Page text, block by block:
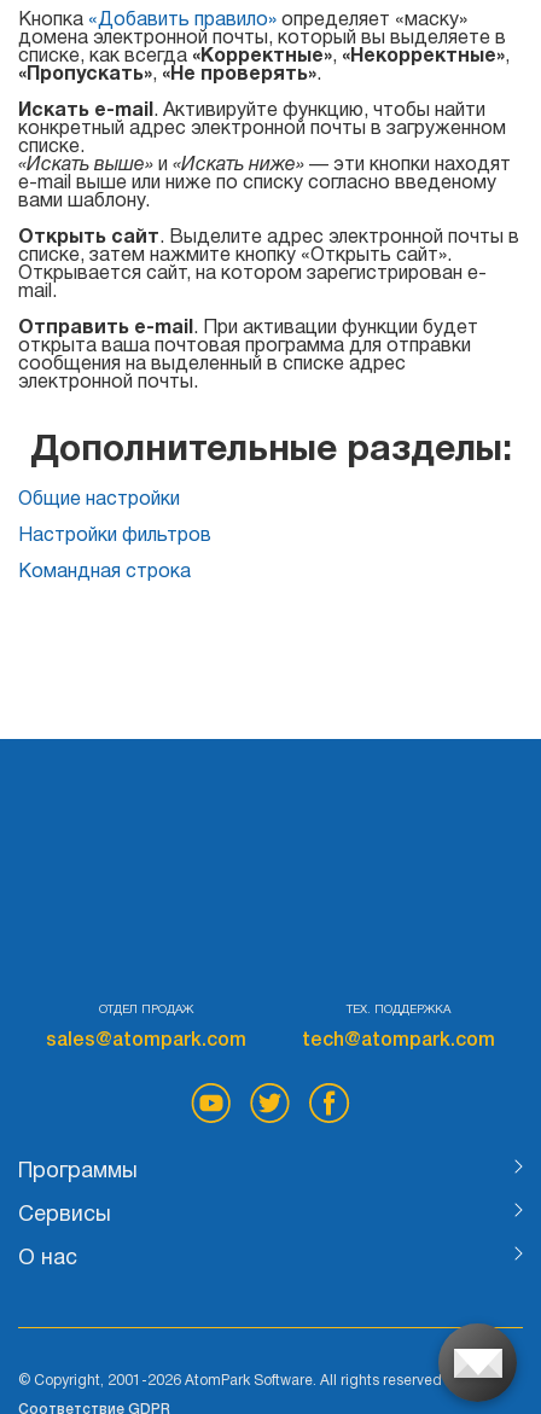
email
адресов
Atomic Lead Extractor
Atomic Email Hunter
Atomic Email Logger
Atomic Whois Explorer
Для
рассылки
Atomic List Manager
Кнопка «Добавить правило» определяет «маску»
домена электронной почты, который вы выделяете в
списке, как всегда «Корректные», «Некорректные»,
«Пропускать», «Не проверять».
Искать e-mail . Активируйте функцию, чтобы найти
конкретный адрес электронной почты в загруженном
списке.
«Искать выше» и «Искать ниже» — эти кнопки находят
e-mail выше или ниже по списку cогласно введеному
вами шаблону.
Открыть сайт. Выделите адрес электронной почты в
списке, затем нажмите кнопку «Открыть сайт».
Открывается сайт, на котором зарегистрирован e-
mail.
Отправить e-mail . При активации функции будет
открыта ваша почтовая программа для отправки
сообщения на выделенный в списке адрес
электронной почты.
Дополнительные разделы:
Общие настройки
Настройки фильтров
Командная строка
ОТДЕЛ ПРОДАЖ
sales@atompark.com
ТЕХ. ПОДДЕРЖКА
tech@atompark.com
Программы
Сервисы
О нас
© Copyright, 2001-2026 AtomPark Software. All rights reserved
Соответствие GDPR